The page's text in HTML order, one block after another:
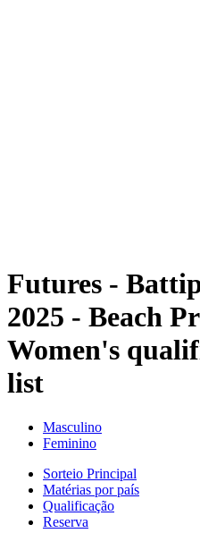
Futures -
2025 - Beach
Women's
list
Masculino
Feminino
Sorteio Principal
Matérias por país
Qualificação
Reserva